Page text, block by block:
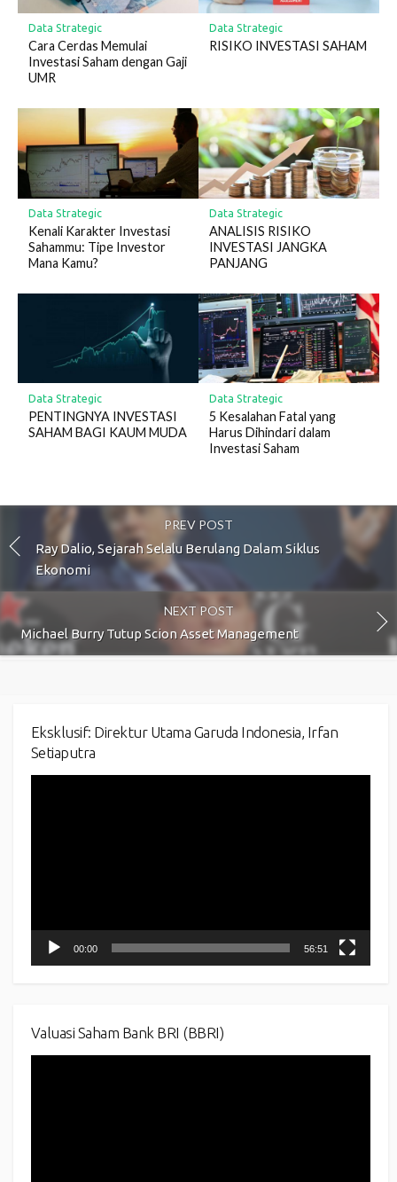
Data Strategic
Cara Cerdas Memulai
Investasi Saham dengan Gaji
UMR
Data Strategic
RISIKO INVESTASI SAHAM
Data Strategic
Kenali Karakter Investasi
Sahammu: Tipe Investor
Mana Kamu?
Data Strategic
ANALISIS RISIKO
INVESTASI JANGKA
PANJANG
Data Strategic
PENTINGNYA INVESTASI
SAHAM BAGI KAUM MUDA
Data Strategic
5 Kesalahan Fatal yang
Harus Dihindari dalam
Investasi Saham
PREV POST
Ray Dalio, Sejarah Selalu Berulang Dalam Siklus
Ekonomi
NEXT POST
Michael Burry Tutup Scion Asset Management
Eksklusif: Direktur Utama Garuda Indonesia, Irfan
Setiaputra
00:00 56:51
Valuasi Saham Bank BRI (BBRI)